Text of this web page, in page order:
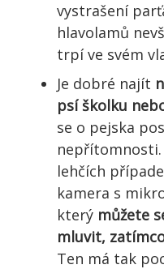
vystrašení
hlavolamů
trpí ve svém
Je dobré najít
psí školku
se o pejska
lehčích
kamera s
který můžete
mluvit,
Ten má tak